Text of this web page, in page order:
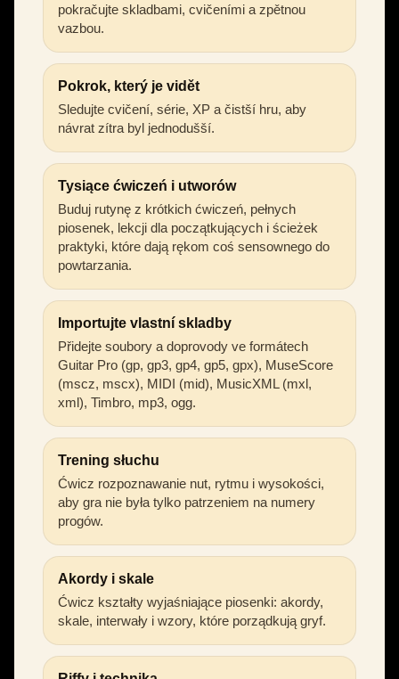
pokračujte skladbami, cvičeními a zpětnou
vazbou.
Pokrok, který je vidět
Sledujte cvičení, série, XP a čistší hru, aby
návrat zítra byl jednodušší.
Tysiące ćwiczeń i utworów
Buduj rutynę z krótkich ćwiczeń, pełnych
piosenek, lekcji dla początkujących i ścieżek
praktyki, które dają rękom coś sensownego do
powtarzania.
Importujte vlastní skladby
Přidejte soubory a doprovody ve formátech
Guitar Pro (gp, gp3, gp4, gp5, gpx), MuseScore
(mscz, mscx), MIDI (mid), MusicXML (mxl,
xml), Timbro, mp3, ogg.
Trening słuchu
Ćwicz rozpoznawanie nut, rytmu i wysokości,
aby gra nie była tylko patrzeniem na numery
progów.
Akordy i skale
Ćwicz kształty wyjaśniające piosenki: akordy,
skale, interwały i wzory, które porządkują gryf.